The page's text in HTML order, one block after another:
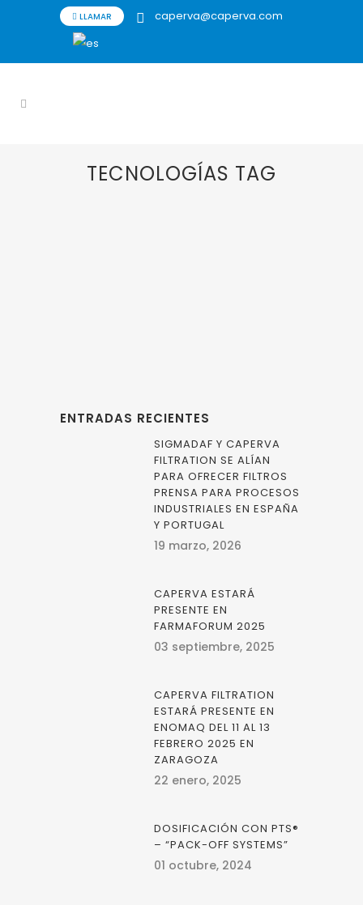
LLAMAR caperva@caperva.com
TECNOLOGÍAS TAG
ENTRADAS RECIENTES
SIGMADAF Y CAPERVA
FILTRATION SE ALÍAN
PARA OFRECER FILTROS
PRENSA PARA PROCESOS
INDUSTRIALES EN ESPAÑA
Y PORTUGAL
19 marzo, 2026
CAPERVA ESTARÁ
PRESENTE EN
FARMAFORUM 2025
03 septiembre, 2025
CAPERVA FILTRATION
ESTARÁ PRESENTE EN
ENOMAQ DEL 11 AL 13
FEBRERO 2025 EN
ZARAGOZA
22 enero, 2025
DOSIFICACIÓN CON PTS®
– “PACK-OFF SYSTEMS”
01 octubre, 2024